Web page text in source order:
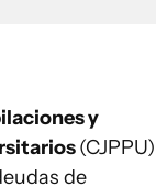
y
(CJPPU)
de